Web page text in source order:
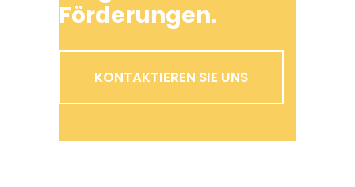
Förderungen.
KONTAKTIEREN SIE UNS